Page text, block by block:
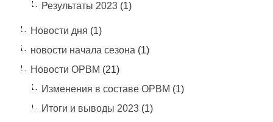
Результаты 2023(1)
Новости дня (1)
новости начала сезона(1)
Новости ОРВМ (21)
Изменения в составе ОРВМ (1)
Итоги и выводы 2023(1)